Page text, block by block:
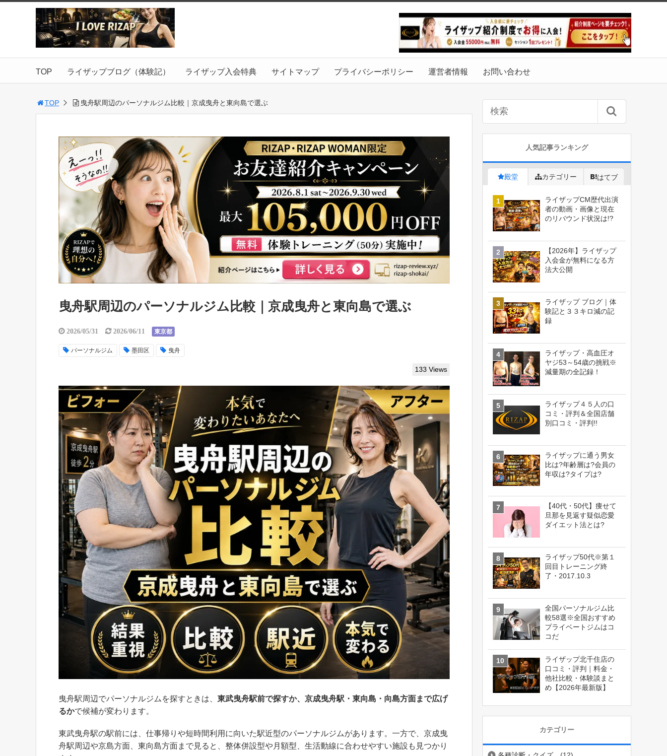
TOP ライザップブログ（体験記） ライザップ入会特典 サイトマップ プライバシーポリシー 運営者情報 お問い合わせ
TOP 曳舟駅周辺のパーソナルジム比較｜京成曳舟と東向島で選ぶ
曳舟駅周辺のパーソナルジム比較｜京成曳舟と東向島で選ぶ
2026/05/31 2026/06/11 東京都
パーソナルジム 墨田区 曳舟
133 Views
曳舟駅周辺でパーソナルジムを探すときは、 東武曳舟駅前で探すか、京成曳舟駅・東向島・向島方面まで広げ
るかで候補が変わります。
東武曳舟駅の駅前には、仕事帰りや短時間利用に向いた駅近型のパーソナルジムがあります。一方で、京成曳
舟駅周辺や京島方面、東向島方面まで見ると、整体併設型や月額型、生活動線に合わせやすい施設も見つかり
人気記事ランキング
殿堂 カテゴリー はてブ
ライザップCM歴代出演
者の動画・画像と現在
のリバウンド状況は!?
【2026年】ライザップ
入会金が無料になる方
法大公開
ライザップ ブログ｜体
験記と３３キロ減の記
録
ライザップ・高血圧オ
ヤジ53～54歳の挑戦※
減量期の全記録！
ライザップ４５人の口
コミ・評判＆全国店舗
別口コミ・評判!!
ライザップに通う男女
比は?年齢層は?会員の
年収は?タイプは?
【40代・50代】痩せて
旦那を見返す疑似恋愛
ダイエット法とは?
ライザップ50代※第１
回目トレーニング終
了・2017.10.3
全国パーソナルジム比
較58選※全国おすすめ
プライベートジムはコ
コだ
ライザップ北千住店の
口コミ・評判｜料金・
他社比較・体験談まと
め【2026年最新版】
カテゴリー